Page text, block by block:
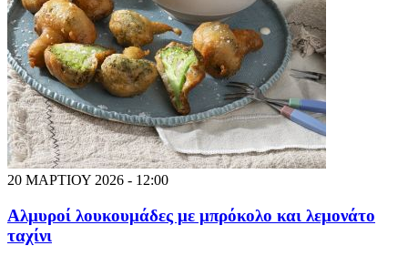
20 ΜΑΡΤΙΟΥ 2026 - 12:00
Αλμυροί λουκουμάδες με μπρόκολο και λεμονάτο
ταχίνι